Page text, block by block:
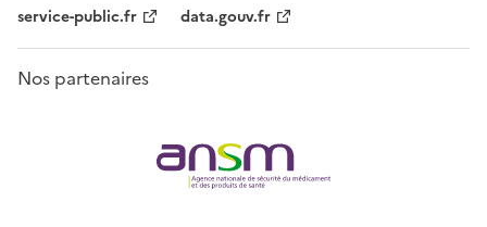
service-public.fr
data.gouv.fr
Nos partenaires